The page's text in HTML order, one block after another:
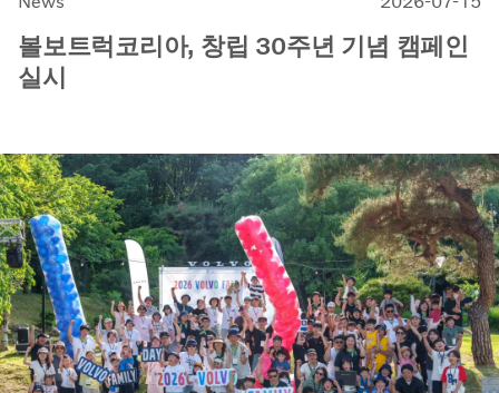
볼보트럭코리아, 창립 30주년 기념 캠페인
실시